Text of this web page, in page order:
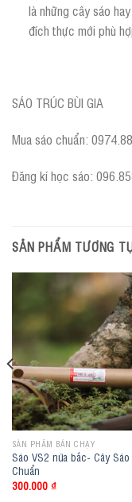
là những cây sáo
đích thực mới phù
SÁO TRÚC BÙI GIA
Mua sáo chuẩn:
Đăng kí học sáo:
SẢN PHẨM TƯƠNG
SẢN PHẨM BÁN CHẠY
Sáo VS2 nứa bắc- Cây Sáo
Chuẩn
300.000 ₫